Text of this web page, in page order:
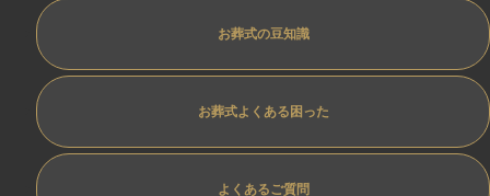
お葬式の豆知識
お葬式よくある困った
よくあるご質問